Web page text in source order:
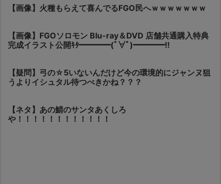
【画像】火種もらえて喜んでるFGO民へｗｗｗｗｗｗｗ
【画像】FGOソロモン Blu-ray＆DVD 店舗共通購入特典
完成イラスト公開ｷﾀ━━━━(ﾟ∀ﾟ)━━━━!!
【疑問】弓の☆5いないんだけど今の環境的にジャンヌ狙
うよりイシュタル待つべきかね？？？
【ネタ】あの鯖のサンタあくしろ
や！！！！！！！！！！！！